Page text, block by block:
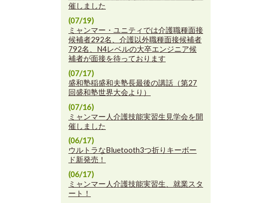
催しました
(07/19)
ミャンマー・ユニティでは介護職種面接
候補者292名、介護以外職種面接候補者
792名、N4レベルの大卒エンジニア候
補者が面接を待っております
(07/17)
盛和塾稲盛和夫塾長最後の講話（第27
回盛和塾世界大会より）
(07/16)
ミャンマー人介護技能実習生見学会を開
催しました
(06/17)
ウルトラなBluetooth3つ折りキーボー
ド新発売！
(06/17)
ミャンマー人介護技能実習生、就業スタ
ート！